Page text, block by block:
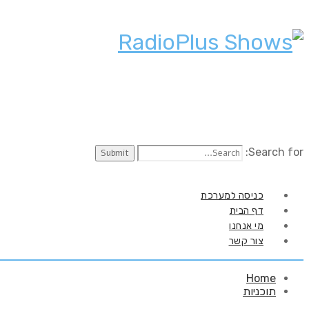
Search for:
כניסה למערכת
דף הבית
מי אנחנו
צור קשר
Home
תוכניות